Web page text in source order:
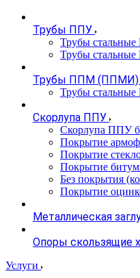
Трубы ППУ
Трубы
Трубы
Трубы ППМ (ППМИ)
Трубы
Скорлупа ППУ
Скорлупа ППУ
Покрытие
Покрытие
Покрытие
Без покрытия
Покрытие
Металлическая
Опоры скользящие
Услуги